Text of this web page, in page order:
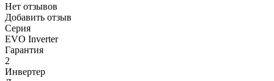
Нет отзывов
Добавить отзыв
Серия
EVO Inverter
Гарантия
2
Инвертер